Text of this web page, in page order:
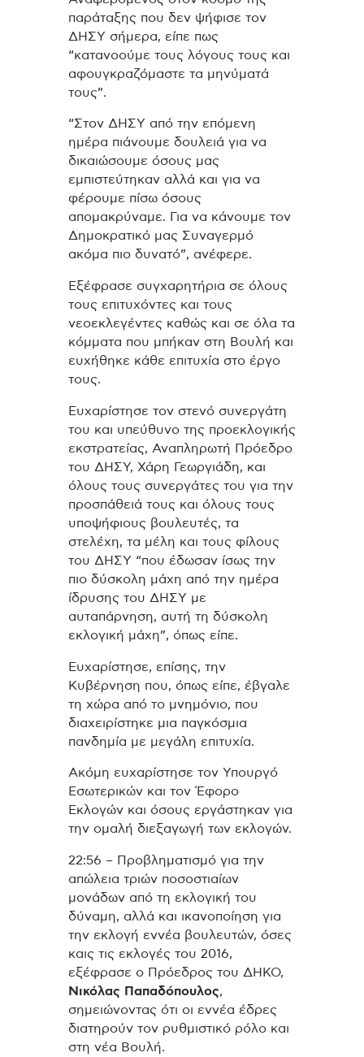
παράταξης που δεν ψήφισε τον
ΔΗΣΥ σήμερα, είπε πως
“κατανοούμε τους λόγους τους και
αφουγκραζόμαστε τα μηνύματά
τους”.
“Στον ΔΗΣΥ από την επόμενη
ημέρα πιάνουμε δουλειά για να
δικαιώσουμε όσους μας
εμπιστεύτηκαν αλλά και για να
φέρουμε πίσω όσους
απομακρύναμε. Για να κάνουμε τον
Δημοκρατικό μας Συναγερμό
ακόμα πιο δυνατό”, ανέφερε.
Εξέφρασε συγχαρητήρια σε όλους
τους επιτυχόντες και τους
νεοεκλεγέντες καθώς και σε όλα τα
κόμματα που μπήκαν στη Βουλή και
ευχήθηκε κάθε επιτυχία στο έργο
τους.
Ευχαρίστησε τον στενό συνεργάτη
του και υπεύθυνο της προεκλογικής
εκστρατείας, Αναπληρωτή Πρόεδρο
του ΔΗΣΥ, Χάρη Γεωργιάδη, και
όλους τους συνεργάτες του για την
προσπάθειά τους και όλους τους
υποψήφιους βουλευτές, τα
στελέχη, τα μέλη και τους φίλους
του ΔΗΣΥ “που έδωσαν ίσως την
πιο δύσκολη μάχη από την ημέρα
ίδρυσης του ΔΗΣΥ με
αυταπάρνηση, αυτή τη δύσκολη
εκλογική μάχη”, όπως είπε.
Ευχαρίστησε, επίσης, την
Κυβέρνηση που, όπως είπε, έβγαλε
τη χώρα από το μνημόνιο, που
διαχειρίστηκε μια παγκόσμια
πανδημία με μεγάλη επιτυχία.
Ακόμη ευχαρίστησε τον Υπουργό
Εσωτερικών και τον Έφορο
Εκλογών και όσους εργάστηκαν για
την ομαλή διεξαγωγή των εκλογών.
22:56 – Προβληματισμό για την
απώλεια τριών ποσοστιαίων
μονάδων από τη εκλογική του
δύναμη, αλλά και ικανοποίηση για
την εκλογή εννέα βουλευτών, όσες
καις τις εκλογές του 2016,
εξέφρασε ο Πρόεδρος του ΔΗΚΟ,
Νικόλας Παπαδόπουλος,
σημειώνοντας ότι οι εννέα έδρες
διατηρούν τον ρυθμιστικό ρόλο και
στη νέα Βουλή.